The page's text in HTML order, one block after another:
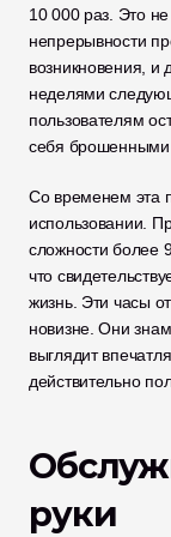
10 000 раз. Это не
непрерывности
возникновения, и
неделями
пользователям
себя брошенными
Со временем эта
использовании.
сложности более
что
жизнь. Эти часы
новизне. Они
выглядит
действительно
руки